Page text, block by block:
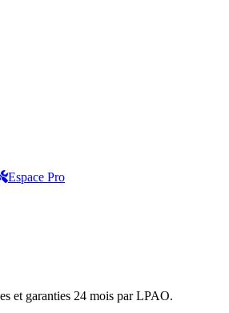
Espace Pro
et garanties 24 mois par LPAO.